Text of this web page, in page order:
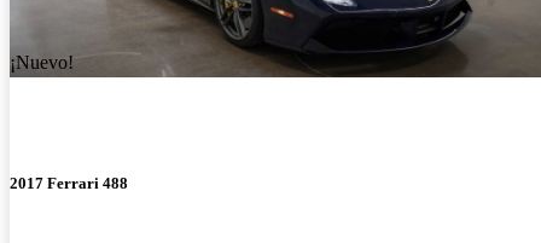
¡Nuevo!
2017 Ferrari 488